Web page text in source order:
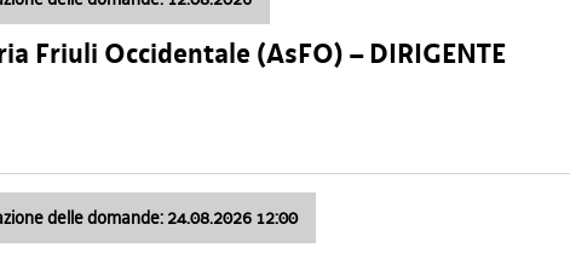
Friuli Occidentale (AsFO) – DIRIGENTE
delle domande: 24.08.2026 12:00